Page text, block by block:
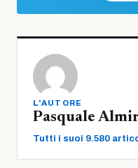
L'AUTORE
Pasquale
Tutti i suoi 9.580